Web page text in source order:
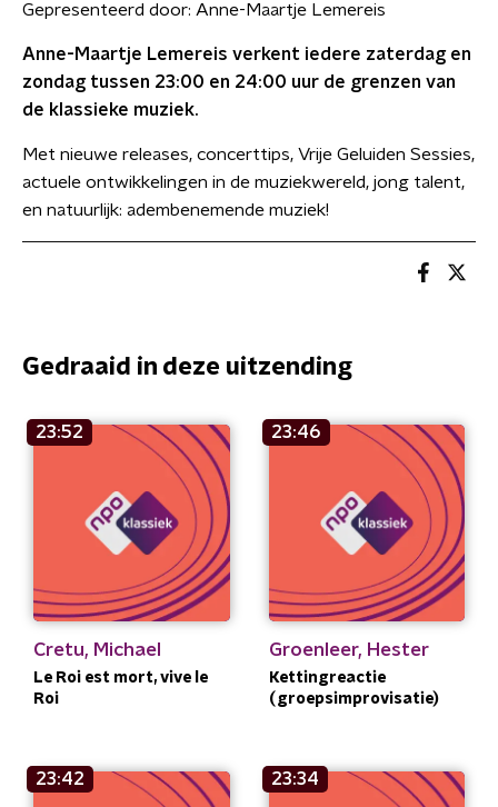
Gepresenteerd door: Anne-Maartje Lemereis
Anne-Maartje Lemereis verkent iedere zaterdag en
zondag tussen 23:00 en 24:00 uur de grenzen van
de klassieke muziek.
Met nieuwe releases, concerttips, Vrije Geluiden Sessies,
actuele ontwikkelingen in de muziekwereld, jong talent,
en natuurlijk: adembenemende muziek!
Gedraaid in deze uitzending
23:52
Cretu, Michael
Le Roi est mort, vive le
Roi
23:46
Groenleer, Hester
Kettingreactie
(groepsimprovisatie)
23:42 23:34